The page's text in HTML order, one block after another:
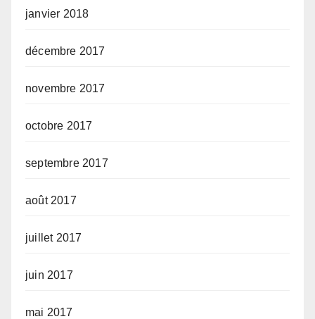
janvier 2018
décembre 2017
novembre 2017
octobre 2017
septembre 2017
août 2017
juillet 2017
juin 2017
mai 2017